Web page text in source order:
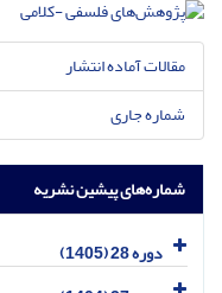
مقالات آماده انتشار
شماره جاری
شماره‌های پیشین نشریه
دوره 28 (1405)